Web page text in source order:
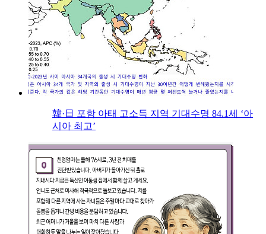
韓·日 포함 아태 고소득 지역 기대수명 84.1세 ‘아
시아 최고’